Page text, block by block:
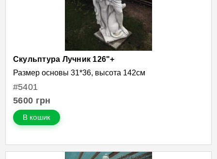
Скульптура Лучник 126"+
Размер основы 31*36, высота 142см
#5401
5600 грн
В кошик